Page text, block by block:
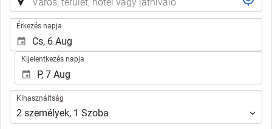
Érkezés napja
Kijelentkezés napja
Kihasználtság
Kihasználtság
2 személyek, 1 Szoba